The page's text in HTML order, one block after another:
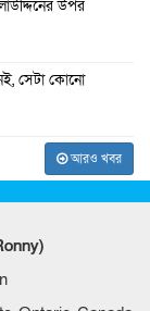
উপর
সেটা কোনো
আরও খবর